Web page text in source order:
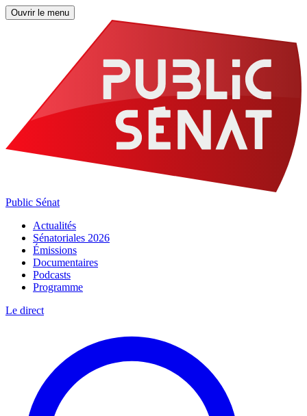
Ouvrir le menu
Public Sénat
Actualités
Sénatoriales 2026
Émissions
Documentaires
Podcasts
Programme
Le direct